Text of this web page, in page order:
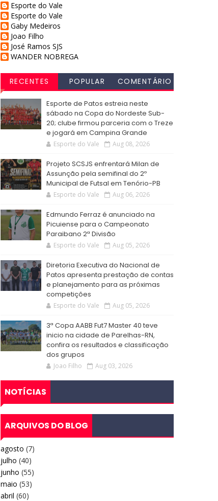
Esporte do Vale
Esporte do Vale
Gaby Medeiros
Joao Filho
José Ramos SJS
WANDER NOBREGA
RECENTES POPULAR
COMENTÁRIO
Esporte de Patos estreia neste
sábado na Copa do Nordeste Sub-
20; clube firmou parceria com o Treze
e jogará em Campina Grande
Esporte do Vale Aug 08, 2026
Projeto SCSJS enfrentará Milan de
Assunção pela semifinal do 2º
Municipal de Futsal em Tenório-PB
Esporte do Vale Aug 06, 2026
Edmundo Ferraz é anunciado na
Picuiense para o Campeonato
Paraibano 2ª Divisão
Esporte do Vale Aug 05, 2026
Diretoria Executiva do Nacional de
Patos apresenta prestação de contas
e planejamento para as próximas
competições
Esporte do Vale Aug 05, 2026
3ª Copa AABB Fut7 Master 40 teve
inicio na cidade de Parelhas-RN,
confira os resultados e classificação
dos grupos
Joao Filho Aug 03, 2026
NOTÍCIAS
ARQUIVOS DO BLOG
agosto (7)
julho (40)
junho (55)
maio (53)
abril (60)